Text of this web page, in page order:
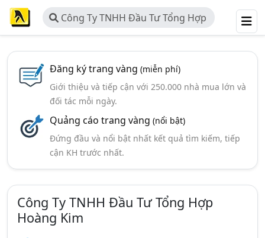
Công Ty TNHH Đầu Tư Tổng Hợp
Hoàng Kim
Đăng ký trang vàng (miễn phí)
Giới thiệu và tiếp cận với 250.000 nhà mua lớn và
đối tác mỗi ngày.
Quảng cáo trang vàng (nổi bật)
Đứng đầu và nổi bật nhất kết quả tìm kiếm, tiếp
cận KH trước nhất.
Công Ty TNHH Đầu Tư Tổng Hợp
Hoàng Kim